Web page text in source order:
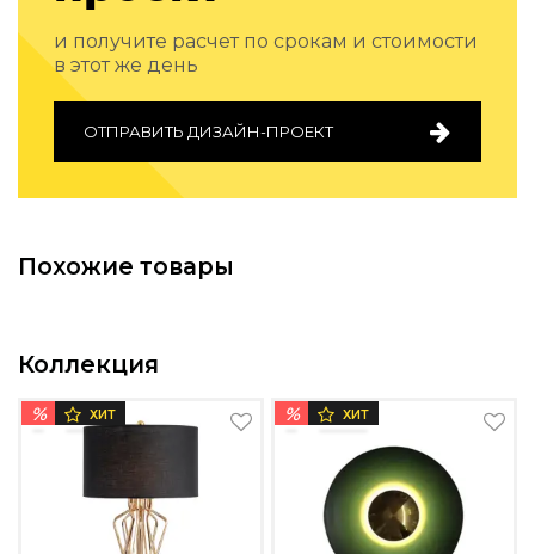
Все категории товаров
Бренды
и получите расчет по срокам и стоимости
в этот же день
ОТПРАВИТЬ ДИЗАЙН-ПРОЕКТ
Похожие товары
Коллекция
% ХИТ % ХИТ